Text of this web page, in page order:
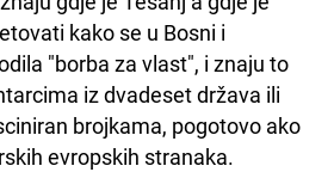
kako se u Bosni i
"borba za vlast", i znaju to
iz dvadeset država ili
brojkama, pogotovo ako
evropskih stranaka.